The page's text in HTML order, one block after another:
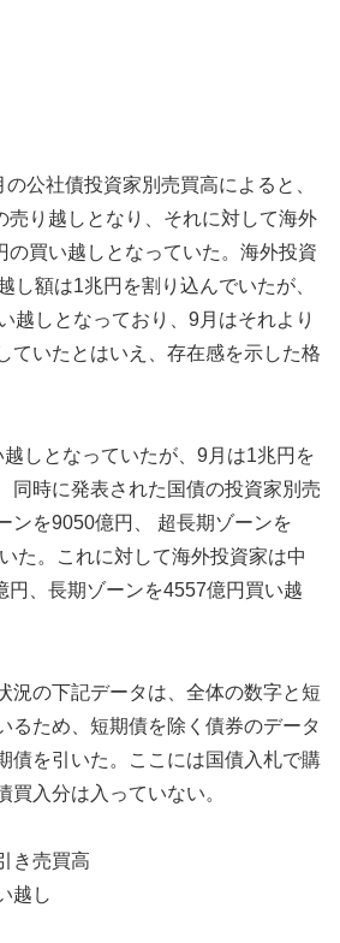
公社債投資家別売買高によると、
売り越しとなり、それに対して海外
の買い越しとなっていた。海外投資
し額は1兆円を割り込んでいたが、
越しとなっており、9月はそれより
ていたとはいえ、存在感を示した格
しとなっていたが、9月は1兆円を
同時に発表された国債の投資家別売
ンを9050億円、 超長期ゾーンを
た。これに対して海外投資家は中
円、長期ゾーンを4557億円買い越
況の下記データは、全体の数字と短
るため、短期債を除く債券のデータ
債を引いた。ここには国債入札で購
買入分は入っていない。
き売買高
越し